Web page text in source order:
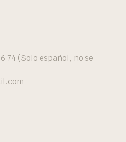
74 (Solo español, no se